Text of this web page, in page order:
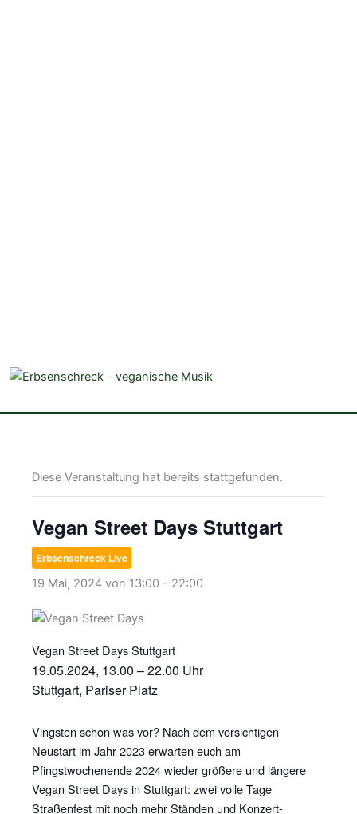
Diese Veranstaltung hat bereits stattgefunden.
Vegan Street Days Stuttgart
Erbsenschreck Live
19 Mai, 2024 von 13:00 - 22:00
Vegan Street Days Stuttgart
19.05.2024, 13.00 – 22.00 Uhr
Stuttgart, Pariser Platz
Vingsten schon was vor? Nach dem vorsichtigen
Neustart im Jahr 2023 erwarten euch am
Pfingstwochenende 2024 wieder größere und längere
Vegan Street Days in Stuttgart: zwei volle Tage
Straßenfest mit noch mehr Ständen und Konzert-